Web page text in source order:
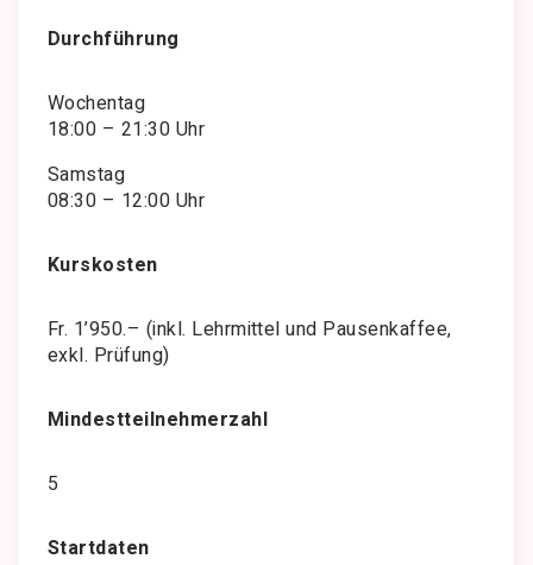
Durchführung
Wochentag
18:00 – 21:30 Uhr
Samstag
08:30 – 12:00 Uhr
Kurskosten
Fr. 1’950.– (inkl. Lehrmittel und Pausenkaffee,
exkl. Prüfung)
Mindestteilnehmerzahl
5
Startdaten